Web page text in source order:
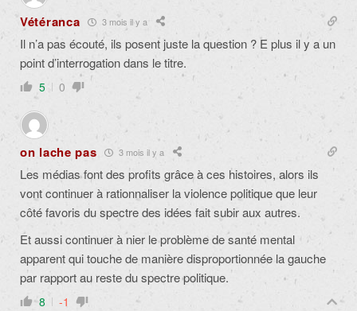
Vétéranca 3 mois il y a
Il n’a pas écouté, ils posent juste la question ? E plus il y a un
point d’interrogation dans le titre.
5 0
on lache pas 3 mois il y a
Les médias font des profits grâce à ces histoires, alors ils
vont continuer à rationnaliser la violence politique que leur
côté favoris du spectre des idées fait subir aux autres.
Et aussi continuer à nier le problème de santé mental
apparent qui touche de manière disproportionnée la gauche
par rapport au reste du spectre politique.
8 -1